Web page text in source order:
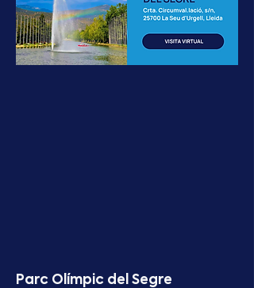
Parc Olímpic del Segre